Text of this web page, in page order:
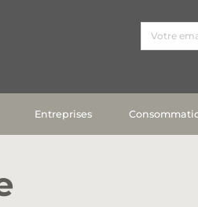
Entreprises